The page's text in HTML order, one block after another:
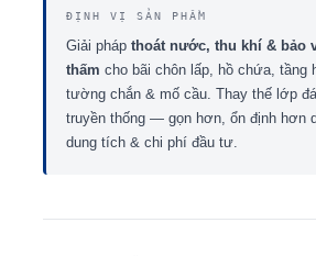
ĐỊNH VỊ SẢN PHẨM
Giải pháp thoát nước, thu khí & bảo
thấm cho bãi chôn lấp, hồ chứa, tầng
tường chắn & mố cầu. Thay thế lớp
truyền thống — gọn hơn, ổn định hơn
dung tích & chi phí đầu tư.